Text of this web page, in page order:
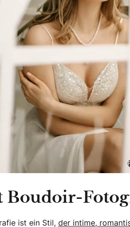
Boudoir-
ist ein Stil, der intime,